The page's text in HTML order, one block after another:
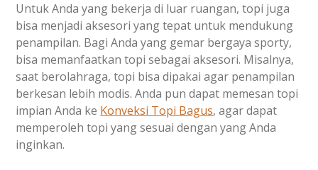
Untuk Anda yang bekerja di luar ruangan, topi juga
bisa menjadi aksesori yang tepat untuk mendukung
penampilan. Bagi Anda yang gemar bergaya sporty,
bisa memanfaatkan topi sebagai aksesori. Misalnya,
saat berolahraga, topi bisa dipakai agar penampilan
berkesan lebih modis. Anda pun dapat memesan topi
impian Anda ke Konveksi Topi Bagus, agar dapat
memperoleh topi yang sesuai dengan yang Anda
inginkan.